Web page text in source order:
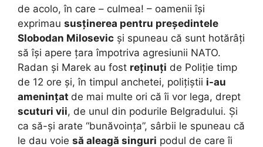
de acolo, în care – culmea! – oamenii își
exprimau susținerea pentru președintele
Slobodan Milosevic și spuneau că sunt hotărâți
să își apere țara împotriva agresiunii NATO.
Radan și Marek au fost reținuți de Poliție timp
de 12 ore și, în timpul anchetei, polițiștii i-au
amenințat de mai multe ori că îi vor lega, drept
scuturi vii, de unul din podurile Belgradului. Și
ca să-și arate “bunăvoința”, sârbii le spuneau că
le dau voie să aleagă singuri podul de care îi